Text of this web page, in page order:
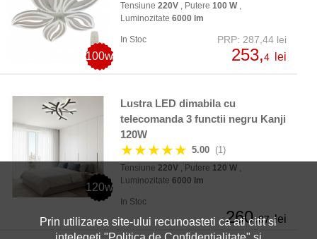
100w
Tensiune 220V , Putere 100 W,
Luminozitate 6000 lm
In Stoc PRP: 287,44 lei
253,4 lei
120w
Lustra LED dimabila cu
telecomanda 3 functii negru Kanji
120W
★★★★★ 5.00 (1)
Tensiune 220V , Putere 120 W ,
Luminozitate 6000 lm
In Stoc
260,07 lei
Prin utilizarea site-ului recunoasteti ca ati citit si